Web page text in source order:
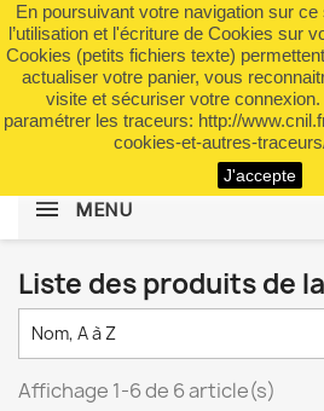
En poursuivant votre navigation sur
l’utilisation et l'écriture de Cookies sur
Cookies (petits fichiers texte)
actualiser votre panier, vous
visite et sécuriser votre
paramétrer les traceurs: http://
cookies-et-autres-
J'accepte

search
MENU
Liste des produits de
Nom, A à Z
Affichage 1-6 de 6 article(s)